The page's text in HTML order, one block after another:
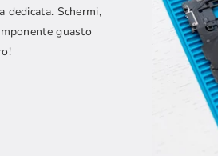
dedicata. Schermi,
guasto